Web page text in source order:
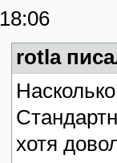
18:06
rotla
хотя